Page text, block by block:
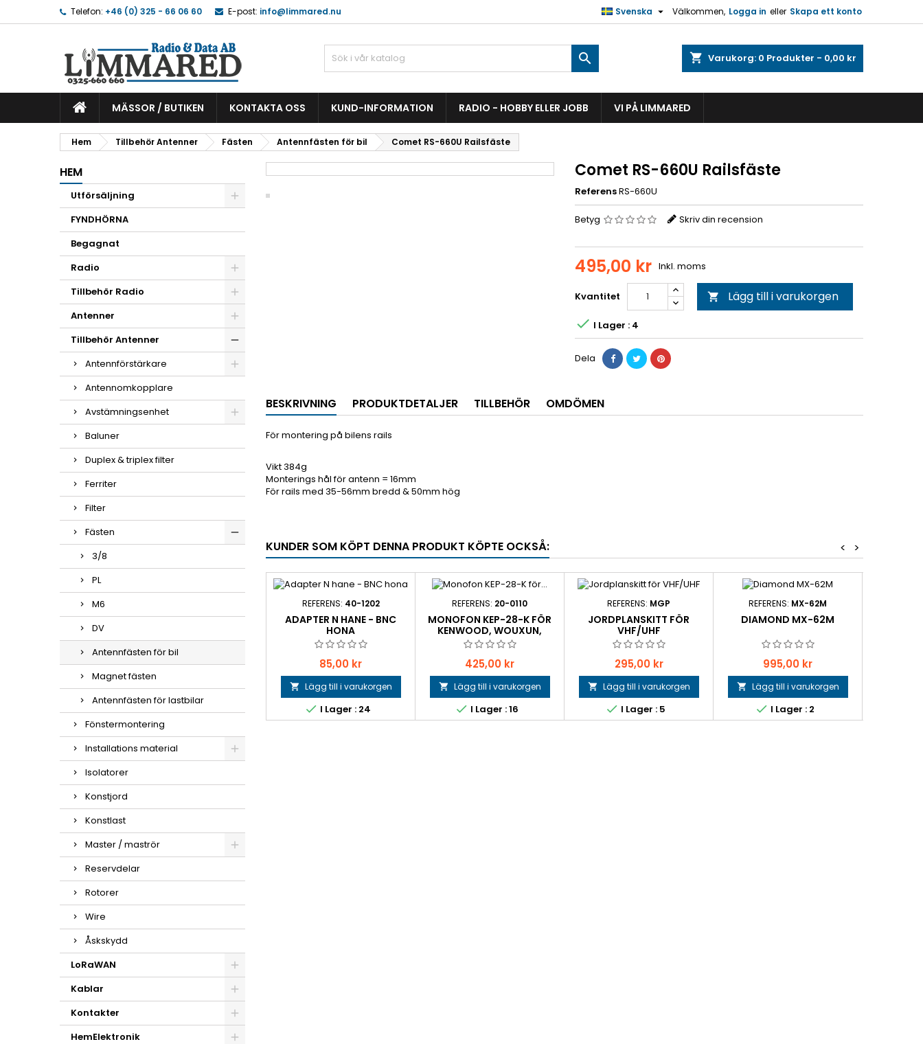
Telefon: +46 (0) 325 - 66 06 60 E-post: info@limmared.nu Välkommen, Logga in eller Skapa ett konto
Svenska 
shopping_cart Varukorg: 0 Produkter - 0,00 kr

MÄSSOR / BUTIKEN KONTAKTA OSS KUND-INFORMATION RADIO - HOBBY ELLER JOBB VI PÅ LIMMARED
Hem Tillbehör Antenner Fästen Antennfästen för bil Comet RS-660U Railsfäste
HEM
Utförsäljning
FYNDHÖRNA
Begagnat
Radio
Tillbehör Radio
Antenner
Tillbehör Antenner
Antennförstärkare
Antennomkopplare
Avstämningsenhet
Baluner
Duplex & triplex filter
Ferriter
Filter
Fästen
3/8
PL
M6
DV
Antennfästen för bil
Magnet fästen
Antennfästen för lastbilar
Fönstermontering
Installations material
Isolatorer
Konstjord
Konstlast
Master / maströr
Reservdelar
Rotorer
Wire
Åskskydd
LoRaWAN
Kablar
Kontakter
HemElektronik
Comet RS-660U Railsfäste
ReferensRS-660U
Betyg Skriv din recension
495,00 kr Inkl. moms
Kvantitet  Lägg till i varukorgen
 I Lager : 4
Dela
BESKRIVNING PRODUKTDETALJER TILLBEHÖR OMDÖMEN
För montering på bilens rails
Vikt 384g
Monterings hål för antenn = 16mm
För rails med 35-56mm bredd & 50mm hög
KUNDER SOM KÖPT DENNA PRODUKT KÖPTE OCKSÅ: >
<
REFERENS: 40-1202
ADAPTER N HANE - BNC
HONA
Pris
85,00 kr
 Lägg till i varukorgen
 I Lager : 24
REFERENS: 20-0110
MONOFON KEP-28-K FÖR
KENWOOD, WOUXUN,
ANYTONE
Pris
425,00 kr
 Lägg till i varukorgen
 I Lager : 16
REFERENS: MGP
JORDPLANSKITT FÖR
VHF/UHF
Pris
295,00 kr
 Lägg till i varukorgen
 I Lager : 5
REFERENS: MX-62M
DIAMOND MX-62M
Pris
995,00 kr
 Lägg till i varukorgen
 I Lager : 2